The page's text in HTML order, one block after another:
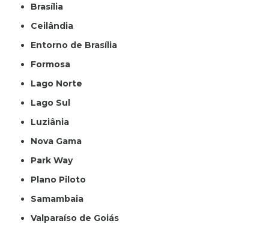
Brasília
Ceilândia
Entorno de Brasília
Formosa
Lago Norte
Lago Sul
Luziânia
Nova Gama
Park Way
Plano Piloto
Samambaia
Valparaíso de Goiás